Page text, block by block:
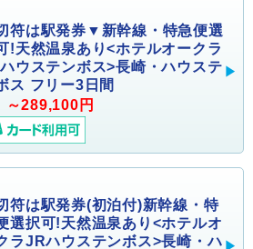
符は駅発券▼新幹線・特急便選
!天然温泉あり<ホテルオークラ
ウステンボス>長崎・ハウステ
ス フリー3日間
～289,100円
符は駅発券(初泊付)新幹線・特
選択可!天然温泉あり<ホテルオ
ラJRハウステンボス>長崎・ハ